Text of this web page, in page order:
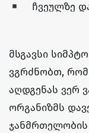
ჩვეულზე
მსგავსი
ვგრძნობთ, რომ
აღდგენას ვერ
ორგანიზმს